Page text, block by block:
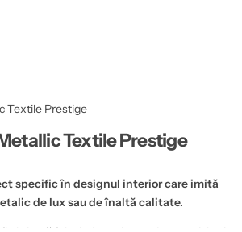
Textile Prestige
Textile Prestige
specific în designul interior care imită
de lux sau de înaltă calitate.